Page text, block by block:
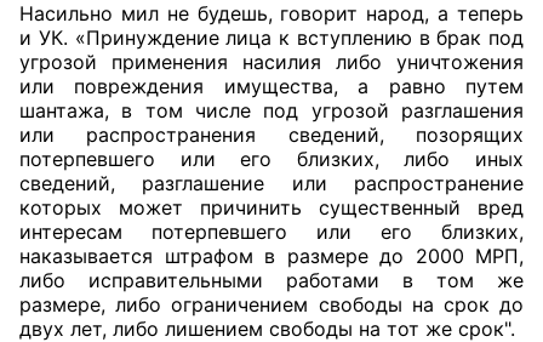
Насильно мил не будешь, говорит народ, а теперь
и УК. «Принуждение лица к вступлению в брак под
угрозой применения насилия либо уничтожения
или повреждения имущества, а равно путем
шантажа, в том числе под угрозой разглашения
или распространения сведений, позорящих
потерпевшего или его близких, либо иных
сведений, разглашение или распространение
которых может причинить существенный вред
интересам потерпевшего или его близких,
наказывается штрафом в размере до 2000 МРП,
либо исправительными работами в том же
размере, либо ограничением свободы на срок до
двух лет, либо лишением свободы на тот же срок".